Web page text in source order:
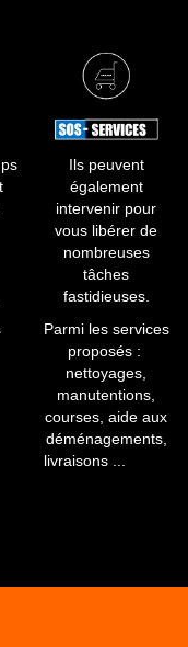
Ils peuvent
également
intervenir pour
vous libérer de
nombreuses
tâches
fastidieuses.​
Parmi les services
proposés :
nettoyages,
manutentions,
courses, aide aux
déménagements,
livraisons ...